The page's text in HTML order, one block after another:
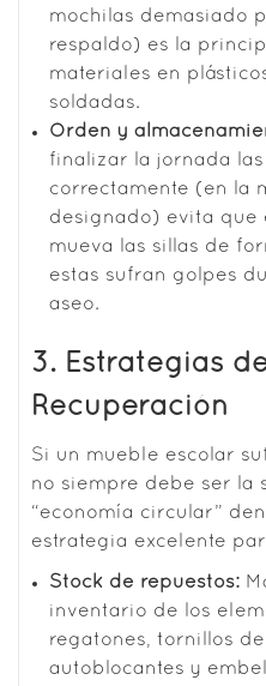
mochilas demasiado
respaldo) es la
materiales en
soldadas.
Orden y
finalizar la jornada
correctamente (en la
designado) evita que
mueva las sillas de
estas sufran golpes
aseo.
3. Estrategias
Recuperación
Si un mueble escolar
no siempre debe ser la
“economía circular”
estrategia excelente
Stock de repuestos:
inventario de los
regatones, tornillos
autoblocantes y